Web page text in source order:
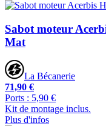
Sabot moteur
Mat
La Bécanerie
71,90 €
Ports : 5,90 €
Kit de montage inclus.
Plus d'infos